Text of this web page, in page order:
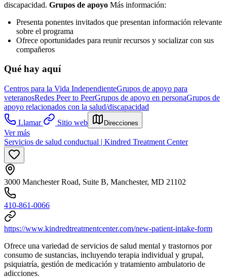
discapacidad. Grupos de apoyo Más información:
Presenta ponentes invitados que presentan información relevante
sobre el programa
Ofrece oportunidades para reunir recursos y socializar con sus
compañeros
Qué hay aquí
Centros para la Vida IndependienteGrupos de apoyo para
veteranosRedes Peer to PeerGrupos de apoyo en personaGrupos de
apoyo relacionados con la salud/discapacidad
Llamar
Sitio web Direcciones
Ver más
Servicios de salud conductual | Kindred Treatment Center
3000 Manchester Road, Suite B, Manchester, MD 21102
410-861-0066
https://www.kindredtreatmentcenter.com/new-patient-intake-form
Ofrece una variedad de servicios de salud mental y trastornos por
consumo de sustancias, incluyendo terapia individual y grupal,
psiquiatría, gestión de medicación y tratamiento ambulatorio de
adicciones.